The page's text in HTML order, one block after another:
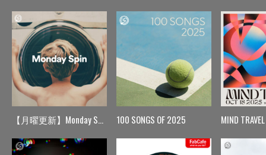
【月曜更新】Monday Spin 100 SONGS OF 2025 MIND TRAVEL